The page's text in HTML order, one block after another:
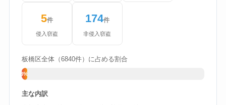
5件
侵入窃盗
174件
非侵入窃盗
板橋区全体（6840件）に占める割合
3%
主な内訳